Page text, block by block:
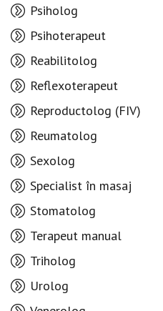
Psiholog
Psihoterapeut
Reabilitolog
Reflexoterapeut
Reproductolog (FIV)
Reumatolog
Sexolog
Specialist în masaj
Stomatolog
Terapeut manual
Triholog
Urolog